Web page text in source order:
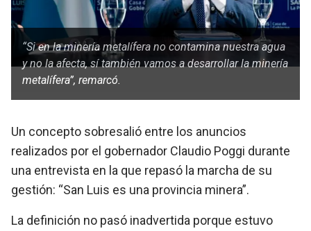
“Si en la minería metalífera no contamina nuestra agua
y no la afecta, sí también vamos a desarrollar la minería
metalífera”, remarcó.
Un concepto sobresalió entre los anuncios
realizados por el gobernador Claudio Poggi durante
una entrevista en la que repasó la marcha de su
gestión: “San Luis es una provincia minera”.
La definición no pasó inadvertida porque estuvo